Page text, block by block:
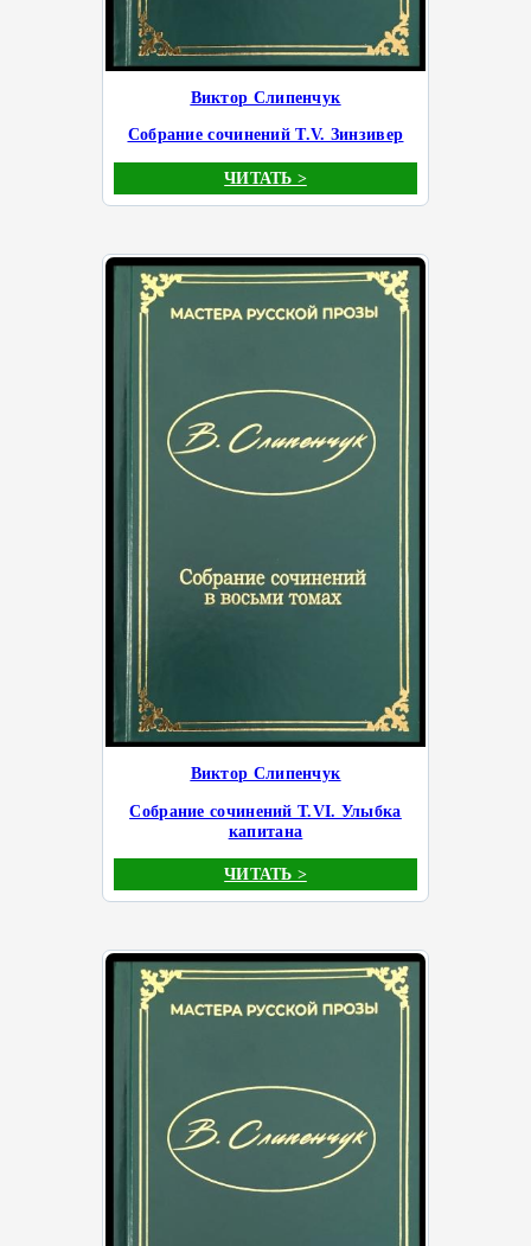
Виктор Слипенчук
Собрание сочинений Т.V. Зинзивер
ЧИТАТЬ >
Виктор Слипенчук
Собрание сочинений Т.VI. Улыбка
капитана
ЧИТАТЬ >